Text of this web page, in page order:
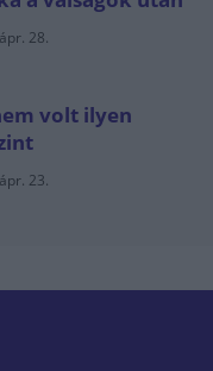
28.
volt ilyen
23.